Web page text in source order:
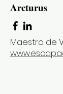
Arcturus
Maestro de